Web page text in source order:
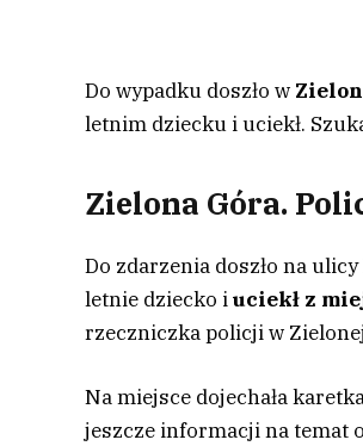
Do wypadku doszło w
letnim dziecku i uciekł.
Zielona Góra.
Do zdarzenia doszło na
letnie dziecko iuciekł z
rzeczniczka policji w
Na miejsce dojechała
jeszcze informacji na temat